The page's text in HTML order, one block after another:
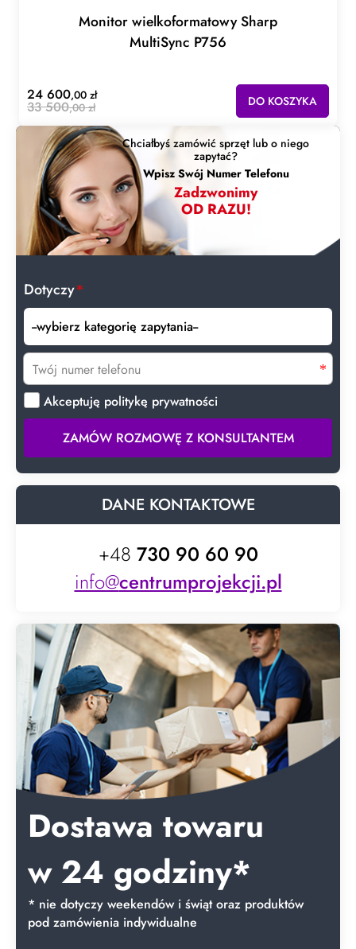
Monitor wielkoformatowy Sharp
MultiSync P756
24 600,00 zł
33 500,00 zł DO KOSZYKA
Chciałbyś zamówić sprzęt lub o niego
zapytać?
Wpisz Swój Numer Telefonu
Zadzwonimy
OD RAZU!
Dotyczy
Akceptuję politykę prywatności
ZAMÓW ROZMOWĘ Z KONSULTANTEM
DANE KONTAKTOWE
+48 730 90 60 90
info@centrumprojekcji.pl
Dostawa towaru
w 24 godziny*
* nie dotyczy weekendów i świąt oraz produktów
pod zamówienia indywidualne